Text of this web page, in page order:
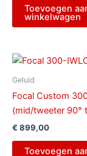
Toevoegen
winkelwagen
Geluid
Focal Custom
(mid/tweeter 90°
€ 899,00
Toevoegen